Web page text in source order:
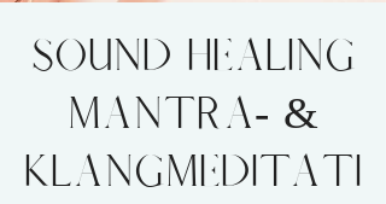
SOUND HEALING
Mantra- &
Klangmeditati